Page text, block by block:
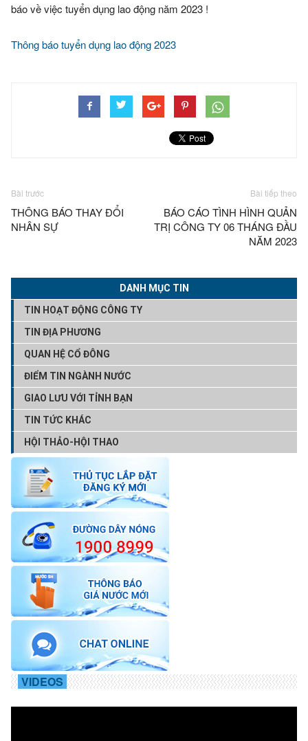
báo về việc tuyển dụng lao động năm 2023 !
Thông báo tuyển dụng lao động 2023
Bài trước
THÔNG BÁO THAY ĐỔI
NHÂN SỰ
Bài tiếp theo
BÁO CÁO TÌNH HÌNH QUẢN
TRỊ CÔNG TY 06 THÁNG ĐẦU
NĂM 2023
DANH MỤC TIN
TIN HOẠT ĐỘNG CÔNG TY
TIN ĐỊA PHƯƠNG
QUAN HỆ CỔ ĐÔNG
ĐIỂM TIN NGÀNH NƯỚC
GIAO LƯU VỚI TỈNH BẠN
TIN TỨC KHÁC
HỘI THẢO-HỘI THAO
VIDEOS